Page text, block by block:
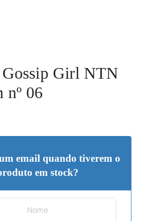
Gossip Girl NTN
nº 06
email quando tiverem o
em stock?